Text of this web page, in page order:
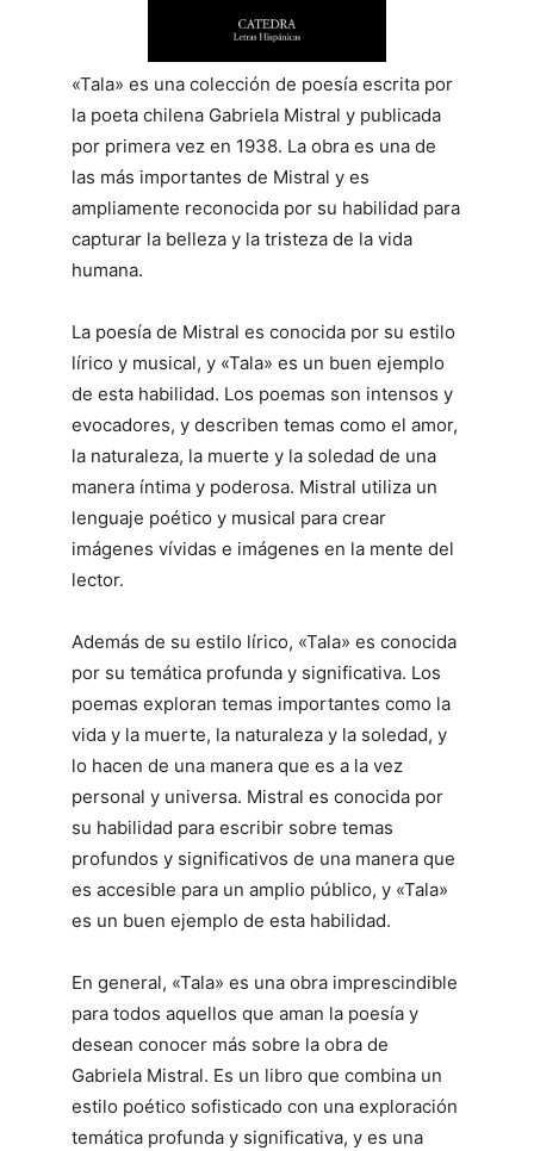
«Tala» es una colección de poesía escrita por
la poeta chilena Gabriela Mistral y publicada
por primera vez en 1938. La obra es una de
las más importantes de Mistral y es
ampliamente reconocida por su habilidad para
capturar la belleza y la tristeza de la vida
humana.
La poesía de Mistral es conocida por su estilo
lírico y musical, y «Tala» es un buen ejemplo
de esta habilidad. Los poemas son intensos y
evocadores, y describen temas como el amor,
la naturaleza, la muerte y la soledad de una
manera íntima y poderosa. Mistral utiliza un
lenguaje poético y musical para crear
imágenes vívidas e imágenes en la mente del
lector.
Además de su estilo lírico, «Tala» es conocida
por su temática profunda y significativa. Los
poemas exploran temas importantes como la
vida y la muerte, la naturaleza y la soledad, y
lo hacen de una manera que es a la vez
personal y universa. Mistral es conocida por
su habilidad para escribir sobre temas
profundos y significativos de una manera que
es accesible para un amplio público, y «Tala»
es un buen ejemplo de esta habilidad.
En general, «Tala» es una obra imprescindible
para todos aquellos que aman la poesía y
desean conocer más sobre la obra de
Gabriela Mistral. Es un libro que combina un
estilo poético sofisticado con una exploración
temática profunda y significativa, y es una